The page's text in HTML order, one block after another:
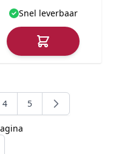
Snel leverbaar
pagina
Pagina
4 Pagina
5